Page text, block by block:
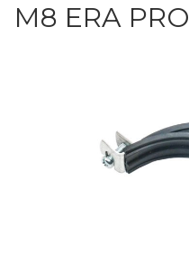
М8 ERA PRO